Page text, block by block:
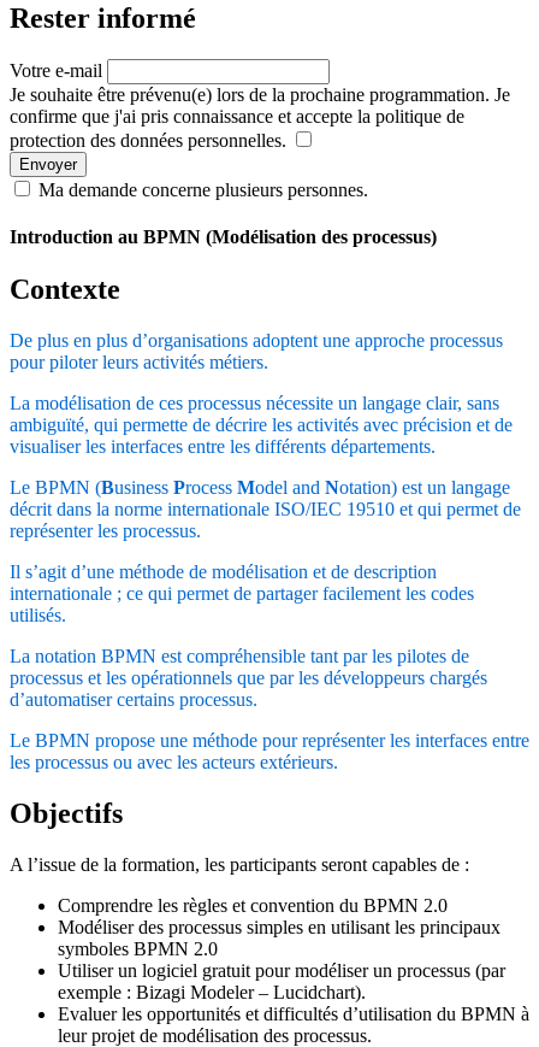
Rester informé
Votre e-mail
Je souhaite être prévenu(e) lors de la prochaine programmation. Je
confirme que j'ai pris connaissance et accepte la politique de
protection des données personnelles.
Envoyer
Ma demande concerne plusieurs personnes.
Introduction au BPMN (Modélisation des processus)
Contexte
De plus en plus d’organisations adoptent une approche processus
pour piloter leurs activités métiers.
La modélisation de ces processus nécessite un langage clair, sans
ambiguïté, qui permette de décrire les activités avec précision et de
visualiser les interfaces entre les différents départements.
Le BPMN (Business Process Model and Notation) est un langage
décrit dans la norme internationale ISO/IEC 19510 et qui permet de
représenter les processus.
Il s’agit d’une méthode de modélisation et de description
internationale ; ce qui permet de partager facilement les codes
utilisés.
La notation BPMN est compréhensible tant par les pilotes de
processus et les opérationnels que par les développeurs chargés
d’automatiser certains processus.
Le BPMN propose une méthode pour représenter les interfaces entre
les processus ou avec les acteurs extérieurs.
Objectifs
A l’issue de la formation, les participants seront capables de :
Comprendre les règles et convention du BPMN 2.0
Modéliser des processus simples en utilisant les principaux
symboles BPMN 2.0
Utiliser un logiciel gratuit pour modéliser un processus (par
exemple : Bizagi Modeler – Lucidchart).
Evaluer les opportunités et difficultés d’utilisation du BPMN à
leur projet de modélisation des processus.